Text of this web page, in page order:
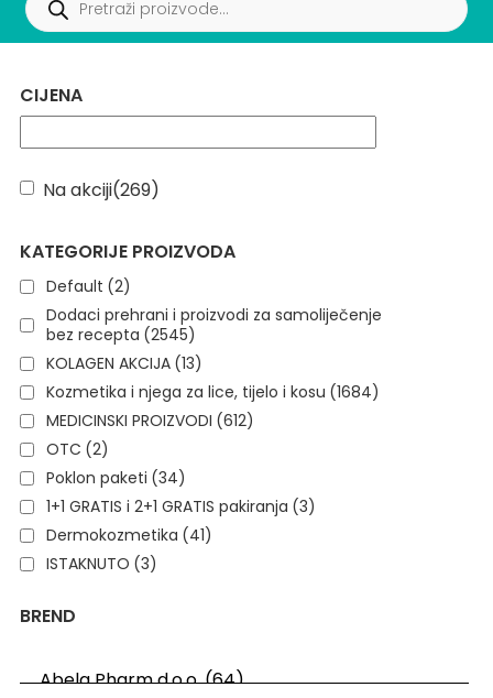
CIJENA
Na akciji(269)
KATEGORIJE PROIZVODA
Default (2)
Dodaci prehrani i proizvodi za samoliječenje
bez recepta (2545)
KOLAGEN AKCIJA (13)
Kozmetika i njega za lice, tijelo i kosu (1684)
MEDICINSKI PROIZVODI (612)
OTC (2)
Poklon paketi (34)
1+1 GRATIS i 2+1 GRATIS pakiranja (3)
Dermokozmetika (41)
ISTAKNUTO (3)
BREND